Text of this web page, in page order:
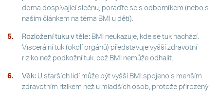
doma dospívající slečnu, poraďte se s odborníkem (nebo s
naším článkem na téma BMI u dětí).
Rozložení tuku v těle: BMI neukazuje, kde se tuk nachází.
Viscerální tuk (okolí orgánů) představuje vyšší zdravotní
riziko než podkožní tuk, což BMI nemůže odhalit.
Věk: U starších lidí může být vyšší BMI spojeno s menším
zdravotním rizikem než u mladších osob, protože přirozený